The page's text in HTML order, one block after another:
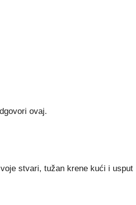
ovaj.
stvari, tužan krene kući i usput